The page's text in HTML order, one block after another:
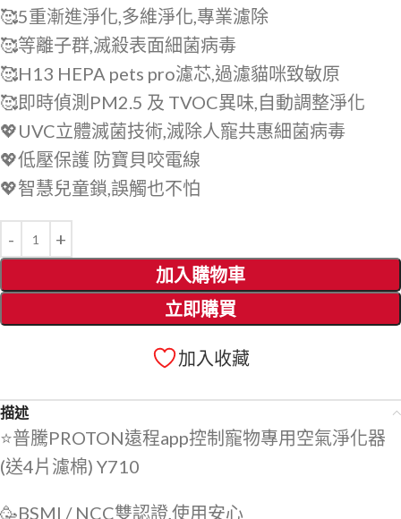
🥰5重漸進淨化,多維淨化,專業濾除
🥰等離子群,滅殺表面細菌病毒
🥰H13 HEPA pets pro濾芯,過濾貓咪致敏原
🥰即時偵測PM2.5 及 TVOC異味,自動調整淨化
💖UVC立體滅菌技術,滅除人寵共惠細菌病毒
💖低壓保護 防寶貝咬電線
💖智慧兒童鎖,誤觸也不怕
加入購物車
立即購買
加入收藏
描述
⭐️普騰PROTON遠程app控制寵物專用空氣淨化器
(送4片濾棉) Y710
🥳BSMI / NCC雙認證,使用安心